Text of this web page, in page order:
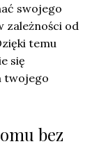
swojego
zależności od
temu
się
twojego
bez